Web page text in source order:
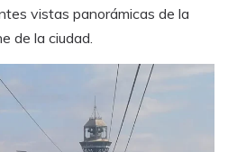
vistas panorámicas de la
de la ciudad.